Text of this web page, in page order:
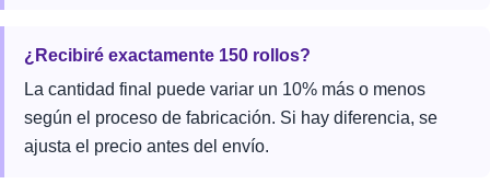
¿Recibiré exactamente 150 rollos?
La cantidad final puede variar un 10% más o menos
según el proceso de fabricación. Si hay diferencia, se
ajusta el precio antes del envío.